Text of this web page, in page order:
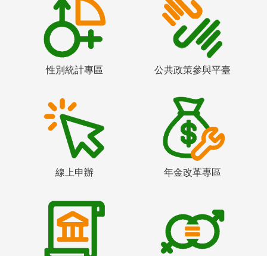
性別統計專區 公共政策參與平臺
線上申辦 年金改革專區